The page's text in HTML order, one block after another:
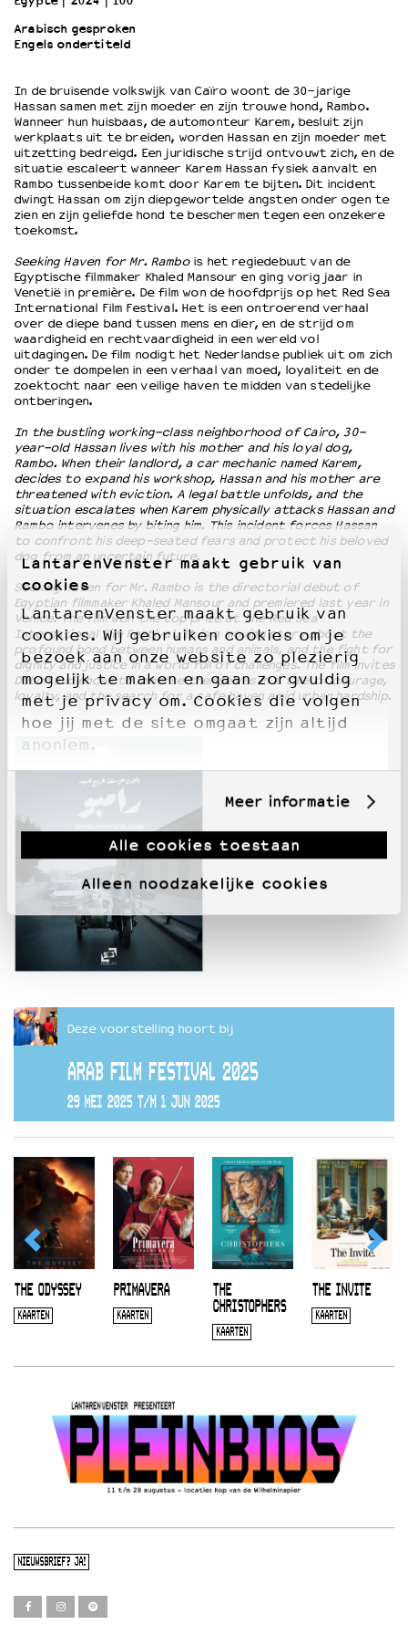
LantarenVenster maakt gebruik van
cookies
LantarenVenster maakt gebruik van
cookies. Wij gebruiken cookies om je
bezoek aan onze website zo plezierig
mogelijk te maken en gaan zorgvuldig
met je privacy om. Cookies die volgen
hoe jij met de site omgaat zijn altijd
anoniem.
Meer informatie
Alle cookies toestaan
Alleen noodzakelijke cookies
OVER LANTARENVENSTER
Werken bij
Wie is wie
Word vriend
Historie
Partners
Huisregels
Privacyverklaring
Duurzaamheid
Culturele boycot Israël
Ruimte voor artistieke vrijheid – VNPF
Arabisch gesproken
Engels ondertiteld
In de bruisende volkswijk van Caïro woont de 30-jarige
Hassan samen met zijn moeder en zijn trouwe hond, Rambo.
Wanneer hun huisbaas, de automonteur Karem, besluit zijn
werkplaats uit te breiden, worden Hassan en zijn moeder met
uitzetting bedreigd. Een juridische strijd ontvouwt zich, en de
situatie escaleert wanneer Karem Hassan fysiek aanvalt en
Rambo tussenbeide komt door Karem te bijten. Dit incident
dwingt Hassan om zijn diepgewortelde angsten onder ogen te
zien en zijn geliefde hond te beschermen tegen een onzekere
toekomst.
Seeking Haven for Mr. Rambois het regiedebuut van de
Egyptische filmmaker Khaled Mansour en ging vorig jaar in
Venetië in première. De film won de hoofdprijs op het Red Sea
International Film Festival. Het is een ontroerend verhaal
over de diepe band tussen mens en dier, en de strijd om
waardigheid en rechtvaardigheid in een wereld vol
uitdagingen. De film nodigt het Nederlandse publiek uit om zich
onder te dompelen in een verhaal van moed, loyaliteit en de
zoektocht naar een veilige haven te midden van stedelijke
ontberingen.
In the bustling working-class neighborhood of Cairo, 30-
year-old Hassan lives with his mother and his loyal dog,
Rambo. When their landlord, a car mechanic named Karem,
decides to expand his workshop, Hassan and his mother are
threatened with eviction. A legal battle unfolds, and the
situation escalates when Karem physically attacks Hassan and
Rambo intervenes by biting him. This incident forces Hassan
to confront his deep-seated fears and protect his beloved
dog from an uncertain future.
Seeking Haven for Mr. Rambo is the directorial debut of
Egyptian filmmaker Khaled Mansour and premiered last year in
Venice. The film won the top prize at the Red Sea
International Film Festival. It is a moving story about the
profound bond between humans and animals, and the fight for
dignity and justice in a world full of challenges. The film invites
Dutch audiences to immerse themselves in a tale of courage,
loyalty, and the search for a safe haven amid urban hardship.
Deze voorstelling hoort bij
ARAB FILM FESTIVAL 2025
29 MEI 2025 T/M 1 JUN 2025
THE ODYSSEY
KAARTEN
PRIMAVERA
KAARTEN
THE
CHRISTOPHERS
KAARTEN
THE INVITE
KAARTEN
NIEUWSBRIEF? JA!